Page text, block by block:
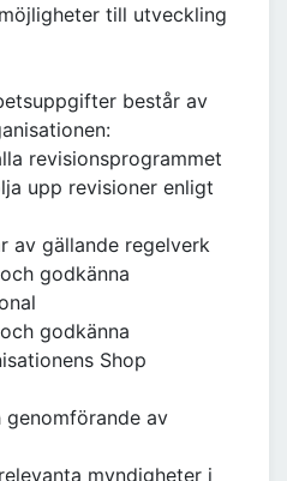
till utveckling
består av
revisionsprogrammet
upp revisioner enligt
av gällande regelverk
godkänna
godkänna
Shop
av
myndigheter i